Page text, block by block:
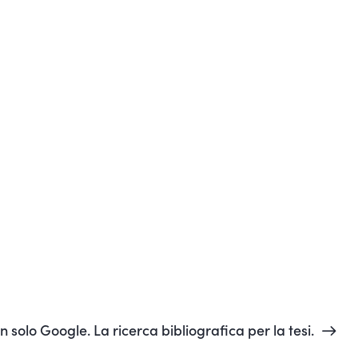
solo Google. La ricerca bibliografica per la tesi.